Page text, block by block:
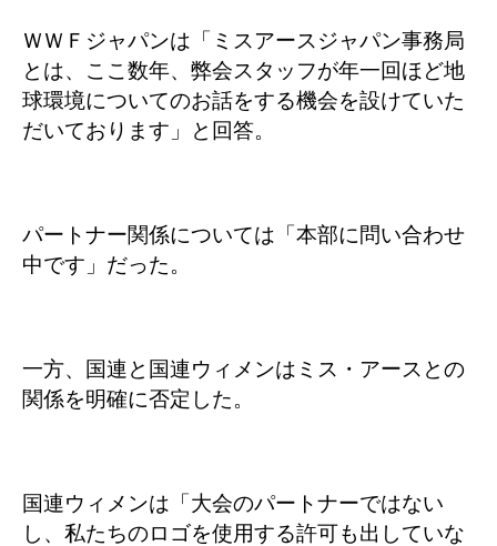
ＷＷＦジャパンは「ミスアースジャパン事務局
とは、ここ数年、弊会スタッフが年一回ほど地
球環境についてのお話をする機会を設けていた
だいております」と回答。
パートナー関係については「本部に問い合わせ
中です」だった。
一方、国連と国連ウィメンはミス・アースとの
関係を明確に否定した。
国連ウィメンは「大会のパートナーではない
し、私たちのロゴを使用する許可も出していな